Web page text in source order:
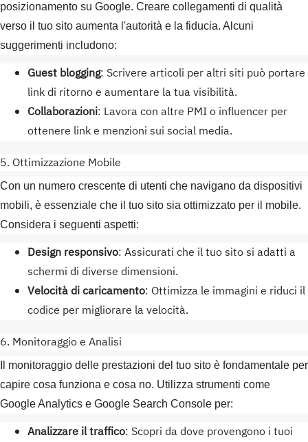
posizionamento su Google. Creare collegamenti di qualità
verso il tuo sito aumenta l'autorità e la fiducia. Alcuni
suggerimenti includono:
Guest blogging: Scrivere articoli per altri siti può portare
link di ritorno e aumentare la tua visibilità.
Collaborazioni: Lavora con altre PMI o influencer per
ottenere link e menzioni sui social media.
5. Ottimizzazione Mobile
Con un numero crescente di utenti che navigano da dispositivi
mobili, è essenziale che il tuo sito sia ottimizzato per il mobile.
Considera i seguenti aspetti:
Design responsivo: Assicurati che il tuo sito si adatti a
schermi di diverse dimensioni.
Velocità di caricamento: Ottimizza le immagini e riduci il
codice per migliorare la velocità.
6. Monitoraggio e Analisi
Il monitoraggio delle prestazioni del tuo sito è fondamentale per
capire cosa funziona e cosa no. Utilizza strumenti come
Google Analytics e Google Search Console per:
Analizzare il traffico: Scopri da dove provengono i tuoi